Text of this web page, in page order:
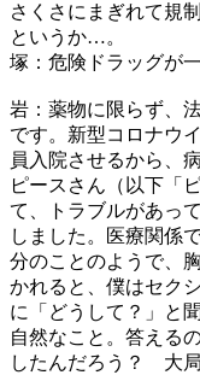
さくさにまぎれて規
というか…。
塚：危険ドラッグが
岩：薬物に限らず、
です。新型コロナウ
員入院させるから、
ピースさん（以下「
て、トラブルがあっ
しました。医療関係
分のことのようで、
かれると、僕はセク
に「どうして？」と
自然なこと。答える
したんだろう？ 大